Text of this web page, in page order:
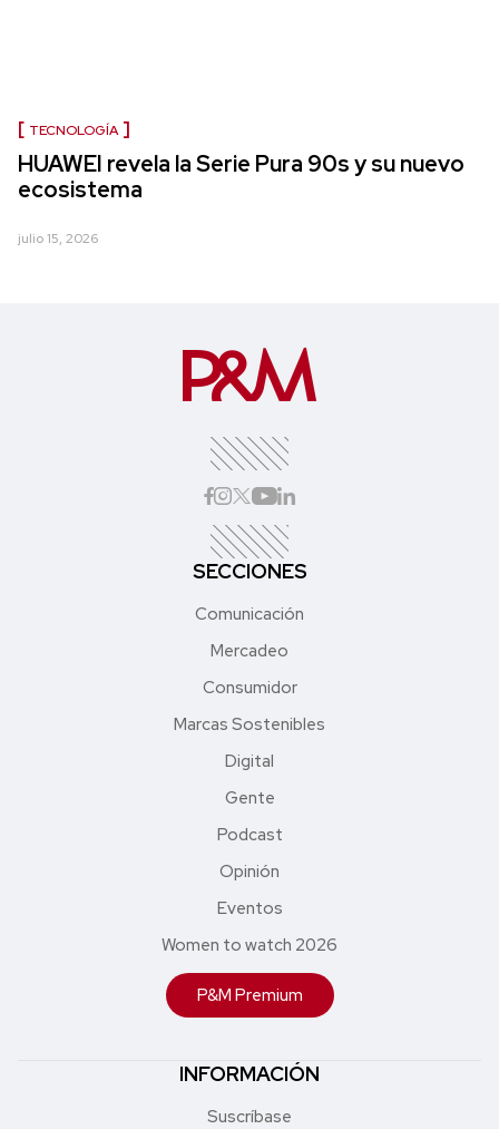
TECNOLOGÍA
HUAWEI revela la Serie Pura 90s y su nuevo
ecosistema
julio 15, 2026
SECCIONES
Comunicación
Mercadeo
Consumidor
Marcas Sostenibles
Digital
Gente
Podcast
Opinión
Eventos
Women to watch 2026
P&M Premium
INFORMACIÓN
Suscríbase